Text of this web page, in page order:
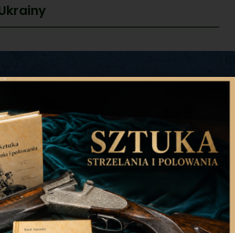
Okręgowy w
Krakowie
niesiemy